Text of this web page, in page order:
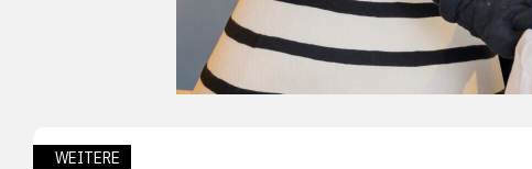
WEITERE